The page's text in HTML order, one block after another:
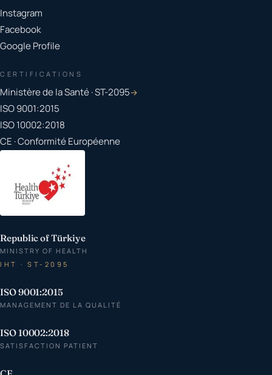
Instagram
Facebook
Google Profile
CERTIFICATIONS
Ministère de la Santé · ST-2095→
ISO 9001:2015
ISO 10002:2018
CE · Conformité Européenne
Republic of Türkiye
MINISTRY OF HEALTH
IHT · ST-2095
ISO 9001:2015
MANAGEMENT DE LA QUALITÉ
ISO 10002:2018
SATISFACTION PATIENT